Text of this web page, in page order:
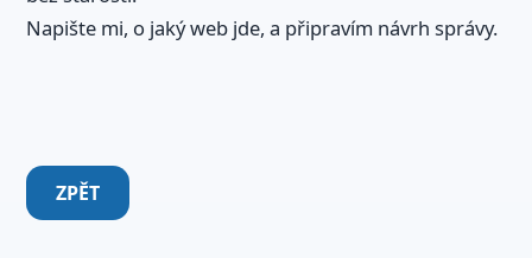
Napište mi, o jaký web jde, a připravím návrh správy.
ZPĚT